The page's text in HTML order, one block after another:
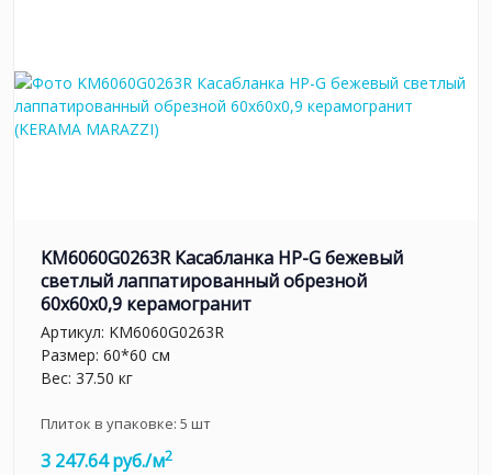
KM6060G0263R Касабланка HP-G бежевый
светлый лаппатированный обрезной
60x60x0,9 керамогранит
Артикул: KM6060G0263R
Размер: 60*60 см
Вес: 37.50 кг
Плиток в упаковке: 5 шт
3 247.64 руб./м2